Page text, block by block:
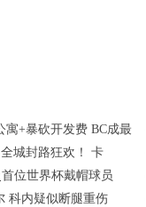
寓+暴砍开发费 BC成最
城封路狂欢！ 卡
位世界杯戴帽球员
科内疑似断腿重伤